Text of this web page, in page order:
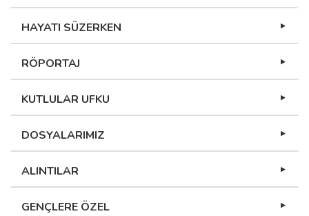
HAYATI SÜZERKEN
RÖPORTAJ
KUTLULAR UFKU
DOSYALARIMIZ
ALINTILAR
GENÇLERE ÖZEL